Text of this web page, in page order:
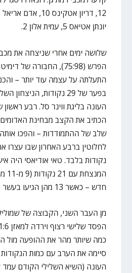
יונתן אטיאס 5, עמית אלון 2.
הפרש (75:98), החבורה של
התעלתה על עצמה עוד יותר –
בפער של 29 נקודות,
הכתיב את הקצב מבחינת
שלב של ההתמודדות – והפכו
לחלוטין ברבע האחרון שבו עצרו
נקודות בלבד. טאי אודיאסי היה
חדש – כאשר 13 מהן הגיעו בעשר הדקות האחרונות.
מן העבר השני, הקבוצה של
כמה שיותר מהר את ההופעה מול
סיימה את הערב עם כמות